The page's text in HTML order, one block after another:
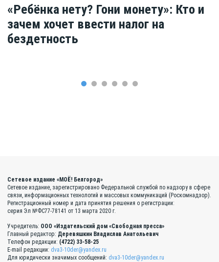
«Ребёнка нету? Гони монету»: Кто и
зачем хочет ввести налог на
бездетность
Сетевое издание «МОЁ! Белгород»
Сетевое издание, зарегистрировано Федеральной службой по надзору в сфере
связи, информационных технологий и массовых коммуникаций (Роскомнадзор).
Регистрационный номер и дата принятия решения о регистрации:
серия Эл №ФС77-78141 от 13 марта 2020 г.
Учредитель: ООО «Издательский дом «Свободная пресса»
Главный редактор: Деревяшкин Владислав Анатольевич
Телефон редакции: (4722) 33-58-25
E-mail редакции: dva3-10der@yandex.ru
Для юридически значимых сообщений: dva3-10der@yandex.ru